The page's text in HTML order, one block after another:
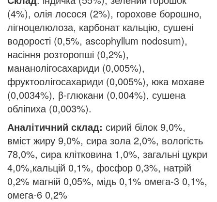
(4%), олія лосося (2%), горохове борошно,
лігноцелюлоза, карбонат кальцію, сушені
водорості (0,5%, ascophyllum nodosum),
насіння розторопші (0,2%),
мананолігосахариди (0,005%),
фруктоолігосахариди (0,005%), юка мохаве
(0,0034%), β-глюкани (0,004%), сушена
обліпиха (0,003%).
Аналітичний склад: сирий білок 9,0%,
вміст жиру 9,0%, сира зола 2,0%, вологість
78,0%, сира клітковина 1,0%, загальні цукри
4,0%,кальцій 0,1%, фосфор 0,3%, натрій
0,2% магній 0,05%, мідь 0,1% омега-3 0,1%,
омега-6 0,2%